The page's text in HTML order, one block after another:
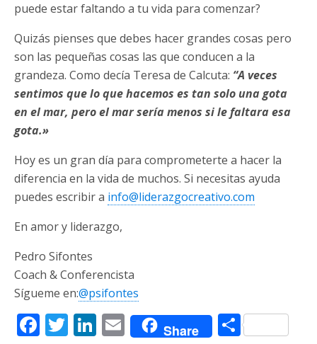
puede estar faltando a tu vida para comenzar?
Quizás pienses que debes hacer grandes cosas pero
son las pequeñas cosas las que conducen a la
grandeza. Como decía Teresa de Calcuta: “A veces
sentimos que lo que hacemos es tan solo una gota
en el mar, pero el mar sería menos si le faltara esa
gota.»
Hoy es un gran día para comprometerte a hacer la
diferencia en la vida de muchos. Si necesitas ayuda
puedes escribir a info@liderazgocreativo.com
En amor y liderazgo,
Pedro Sifontes
Coach & Conferencista
Sígueme en:@psifontes
F T Li E Share C